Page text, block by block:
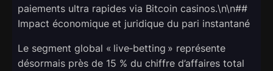
paiements ultra rapides via Bitcoin casinos.\n\n##
Impact économique et juridique du pari instantané
Le segment global « live‑betting » représente
désormais près de 15 % du chiffre d’affaires total